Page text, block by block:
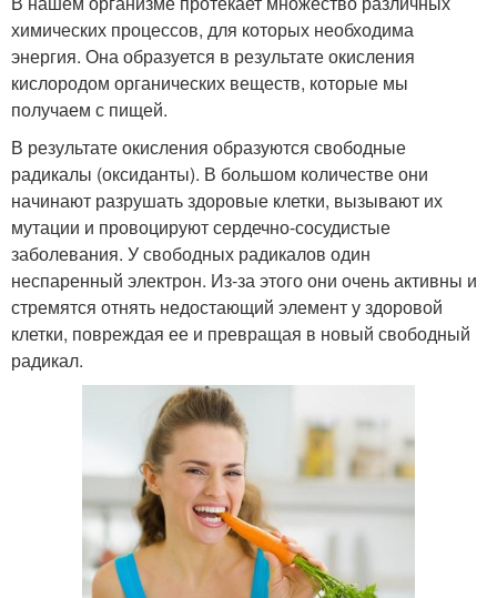
химических процессов, для которых необходима
энергия. Она образуется в результате окисления
кислородом органических веществ, которые мы
получаем с пищей.
В результате окисления образуются свободные
радикалы (оксиданты). В большом количестве они
начинают разрушать здоровые клетки, вызывают их
мутации и провоцируют сердечно-сосудистые
заболевания. У свободных радикалов один
неспаренный электрон. Из-за этого они очень активны и
стремятся отнять недостающий элемент у здоровой
клетки, повреждая ее и превращая в новый свободный
радикал.